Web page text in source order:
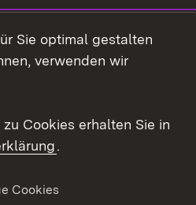
Datenschutz
Sie optimal gestalten
verwenden wir
Cookies erhalten Sie in
.
Cookies